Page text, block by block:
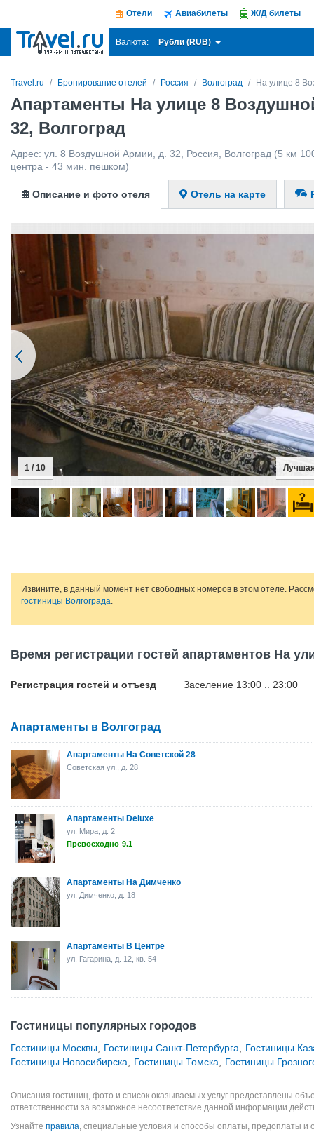
Отели Авиабилеты Ж/Д билеты
Валюта: Рубли (RUB)
Travel.ru Бронирование отелей Россия Волгоград На улице 8
Апартаменты На улице 8
32, Волгоград
Адрес: ул. 8 Воздушной Армии, д. 32 Россия Волгоград (5 км
центра - 43 мин. пешком)
Описание и фото отеля Отель на карте
1 / 10
Извините, в данный момент нет свободных номеров в этом отеле.
гостиницы Волгограда.
Время регистрации гостей апартаментов На
Регистрация гостей и отъезд Заселение 13:00 .. 23:00
Апартаменты в Волгоград
Апартаменты На Советской 28
Советская ул., д. 28
Апартаменты Deluxe
ул. Мира, д. 2
Превосходно 9.1
Апартаменты На Димченко
ул. Димченко, д. 18
Апартаменты В Центре
ул. Гагарина, д. 12, кв. 54
Гостиницы популярных городов
Гостиницы Москвы Гостиницы Санкт-Петербурга
Гостиницы
Гостиницы Новосибирска
Гостиницы Томска Гостиницы
Описания гостиниц, фото и список оказываемых услуг предоставлены
ответственности за возможное несоответствие данной информации
Узнайте правила, специальные условия и способы оплаты, предоплаты и